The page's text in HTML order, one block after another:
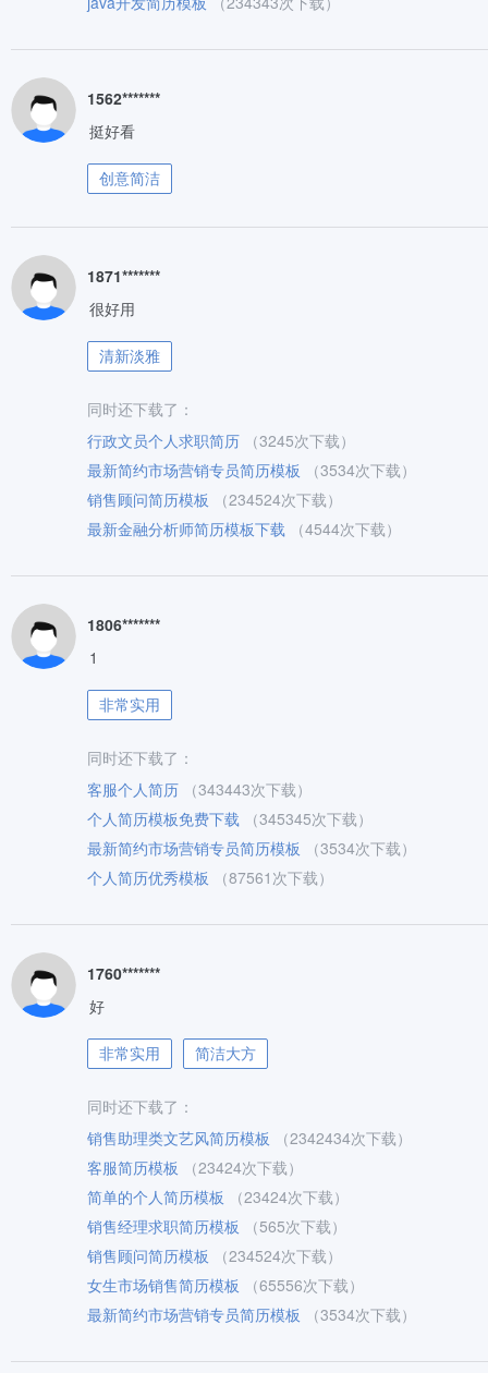
1562*******
挺好看
创意简洁
1871*******
很好用
清新淡雅
同时还下载了：
行政文员个人求职简历
（3245次下载）
最新简约市场营销专员简历模板
（3534次下载）
销售顾问简历模板
（234524次下载）
最新金融分析师简历模板下载
（4544次下载）
1806*******
1
非常实用
同时还下载了：
客服个人简历
（343443次下载）
个人简历模板免费下载
（345345次下载）
最新简约市场营销专员简历模板
（3534次下载）
个人简历优秀模板
（87561次下载）
1760*******
好
非常实用 简洁大方
同时还下载了：
销售助理类文艺风简历模板
（2342434次下载）
客服简历模板
（23424次下载）
简单的个人简历模板
（23424次下载）
销售经理求职简历模板
（565次下载）
销售顾问简历模板
（234524次下载）
女生市场销售简历模板
（65556次下载）
最新简约市场营销专员简历模板
（3534次下载）